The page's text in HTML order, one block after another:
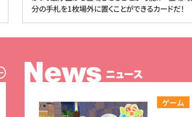
分の手札を1枚場外に置くことができるカードだ！
ゲーム